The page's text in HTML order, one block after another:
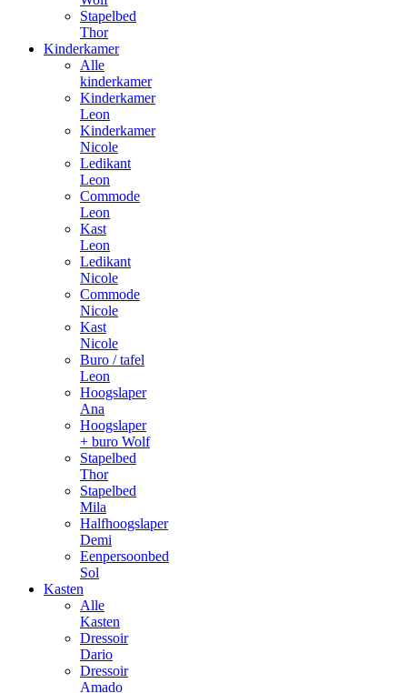
Stapelbed
Thor
Kinderkamer
Alle
kinderkamer
Kinderkamer
Leon
Kinderkamer
Nicole
Ledikant
Leon
Commode
Leon
Kast
Leon
Ledikant
Nicole
Commode
Nicole
Kast
Nicole
Buro / tafel
Leon
Hoogslaper
Ana
Hoogslaper
+ buro Wolf
Stapelbed
Thor
Stapelbed
Mila
Halfhoogslaper
Demi
Eenpersoonbed
Sol
Kasten
Alle
Kasten
Dressoir
Dario
Dressoir
Amado